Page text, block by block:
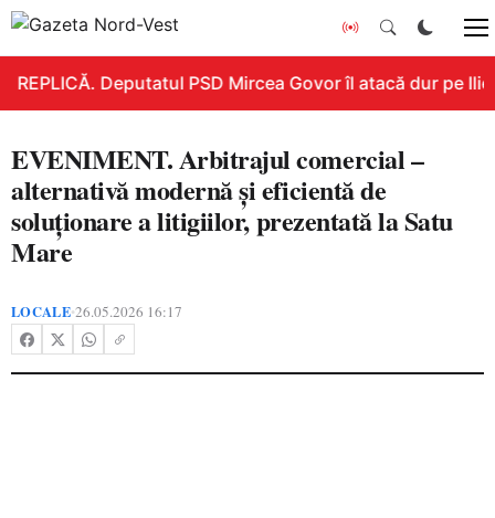
REPLICĂ. Deputatul PSD Mircea Govor îl atacă dur pe
EVENIMENT. Arbitrajul comercial –
alternativă modernă și eficientă de
soluționare a litigiilor, prezentată la Satu
Mare
LOCALE•26.05.2026 16:17